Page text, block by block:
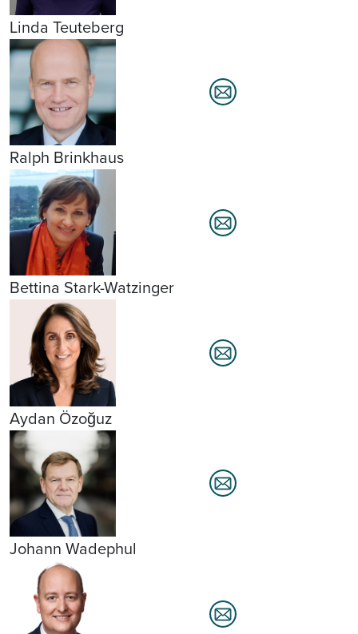
Linda Teuteberg
Ralph Brinkhaus
Bettina Stark-Watzinger
Aydan Özoğuz
Johann Wadephul